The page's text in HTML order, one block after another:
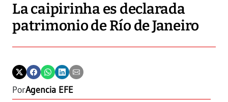
La caipirinha es declarada
patrimonio de Río de Janeiro
PorAgencia EFE